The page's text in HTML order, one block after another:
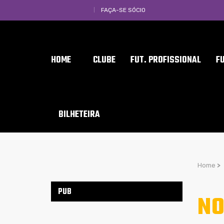
FAÇA-SE SÓCIO
HOME CLUBE FUT. PROFISSIONAL
BILHETEIRA
Home >
PUB